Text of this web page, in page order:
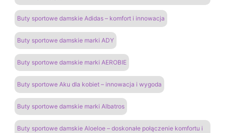
Buty sportowe damskie Adidas – komfort i innowacja
Buty sportowe damskie marki ADY
Buty sportowe damskie marki AEROBIE
Buty sportowe Aku dla kobiet – innowacja i wygoda
Buty sportowe damskie marki Albatros
Buty sportowe damskie Aloeloe – doskonałe połączenie komfortu i